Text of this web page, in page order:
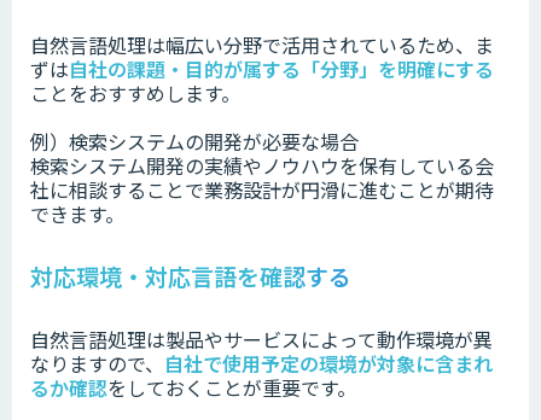
自然言語処理は幅広い分野で活用されているため、ま
ずは自社の課題・目的が属する「分野」を明確にする
ことをおすすめします。
例）検索システムの開発が必要な場合
検索システム開発の実績やノウハウを保有している会
社に相談することで業務設計が円滑に進むことが期待
できます。
対応環境・対応言語を確認する
自然言語処理は製品やサービスによって動作環境が異
なりますので、 自社で使用予定の環境が対象に含まれ
るか確認をしておくことが重要です。